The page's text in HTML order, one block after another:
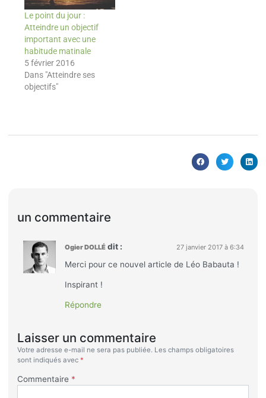
Le point du jour :
Atteindre un objectif
important avec une
habitude matinale
5 février 2016
Dans "Atteindre ses
objectifs"
un commentaire
Ogier DOLLÉ dit : 27 janvier 2017 à 6:34
Merci pour ce nouvel article de Léo Babauta !
Inspirant !
Répondre
Laisser un commentaire
Votre adresse e-mail ne sera pas publiée. Les champs obligatoires
sont indiqués avec *
Commentaire *